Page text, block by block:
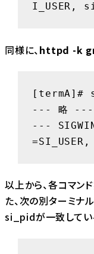
I_USER,
同様に、 httpd -k
[termA]#
--- 略 ---
---
以上から、各コマン
た、次の別ターミナ
si_pidが一致してい